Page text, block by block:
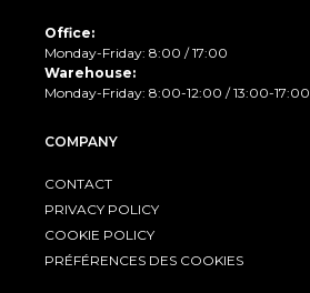
Office:
Monday-Friday: 8:00 / 17:00
Warehouse:
Monday-Friday: 8:00-12:00 / 13:00-17:00
COMPANY
CONTACT
PRIVACY POLICY
COOKIE POLICY
PRÉFÉRENCES DES COOKIES